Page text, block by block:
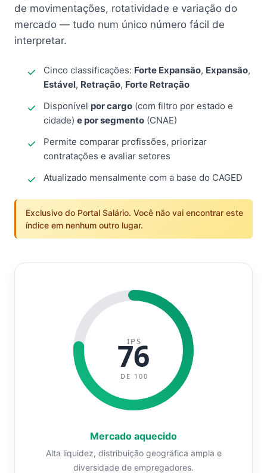
de movimentações, rotatividade e variação do
mercado — tudo num único número fácil de
interpretar.
Cinco classificações: Forte Expansão, Expansão,
Estável, Retração, Forte Retração
Disponível por cargo (com filtro por estado e
cidade) e por segmento (CNAE)
Permite comparar profissões, priorizar
contratações e avaliar setores
Atualizado mensalmente com a base do CAGED
Exclusivo do Portal Salário. Você não vai encontrar este
índice em nenhum outro lugar.
IPS
76
DE 100
Mercado aquecido
Alta liquidez, distribuição geográfica ampla e
diversidade de empregadores.